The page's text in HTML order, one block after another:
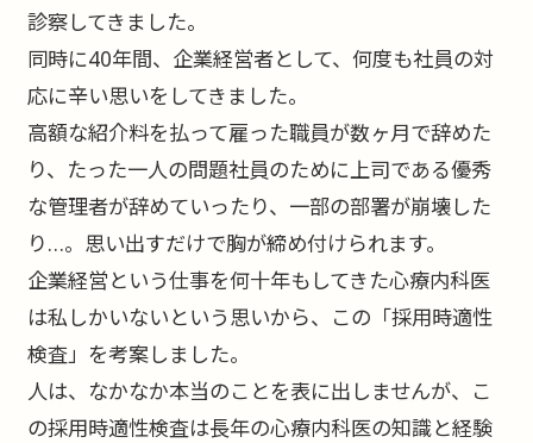
診察してきました。
同時に40年間、企業経営者として、何度も社員の対
応に辛い思いをしてきました。
高額な紹介料を払って雇った職員が数ヶ月で辞めた
り、たった一人の問題社員のために上司である優秀
な管理者が辞めていったり、一部の部署が崩壊した
り…。思い出すだけで胸が締め付けられます。
企業経営という仕事を何十年もしてきた心療内科医
は私しかいないという思いから、この「採用時適性
検査」を考案しました。
人は、なかなか本当のことを表に出しませんが、こ
の採用時適性検査は長年の心療内科医の知識と経験